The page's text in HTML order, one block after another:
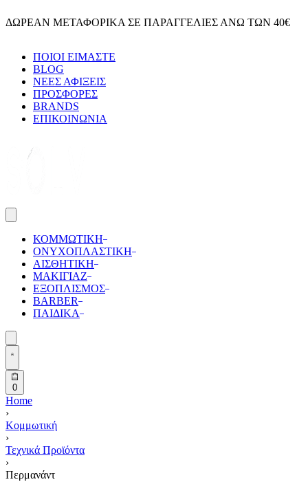
to
ΔΩΡΕΑΝ ΜΕΤΑΦΟΡΙΚΑ ΣΕ ΠΑΡΑΓΓΕΛΙΕΣ ΑΝΩ ΤΩΝ 40€
ΠΟΙΟΙ ΕΙΜΑΣΤΕ
BLOG
ΝΕΕΣ ΑΦΙΞΕΙΣ
ΠΡΟΣΦΟΡΕΣ
BRANDS
ΕΠΙΚΟΙΝΩΝΙΑ
ΚΟΜΜΩΤΙΚΗ
ΟΝΥΧΟΠΛΑΣΤΙΚΗ
ΑΙΣΘΗΤΙΚΗ
ΜΑΚΙΓΙΑΖ
ΕΞΟΠΛΙΣΜΟΣ
BARBER
ΠΑΙΔΙΚΑ
Search
open
Open
details
0Open
cart
Home
›
Κομμωτική
›
Τεχνικά Προϊόντα
›
Περμανάντ